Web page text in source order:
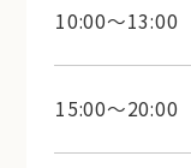
10:00～13:00
15:00～20:00